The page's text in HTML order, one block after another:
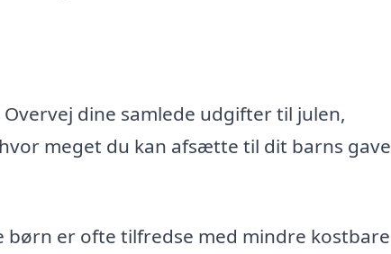
dine samlede udgifter til julen,
meget du kan afsætte til dit barns gave
børn er ofte tilfredse med mindre kostbare